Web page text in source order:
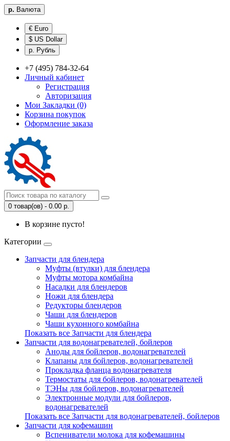
р. Валюта
€ Euro
$ US Dollar
р. Рубль
+7 (495) 784-32-64
Личный кабинет
Регистрация
Авторизация
Мои Закладки (0)
Корзина покупок
Оформление заказа
0 товар(ов) - 0.00 р.
В корзине пусто!
Категории
Запчасти для блендера
Муфты (втулки) для блендера
Муфты мотора комбайна
Насадки для блендеров
Ножи для блендера
Редукторы блендеров
Чаши для блендеров
Чаши кухонного комбайна
Показать все Запчасти для блендера
Запчасти для водонагревателей, бойлеров
Аноды для бойлеров, водонагревателей
Клапаны для бойлеров, водонагревателей
Прокладка фланца водонагревателя
Термостаты для бойлеров, водонагревателей
ТЭНы для бойлеров, водонагревателей
Электронные модули для бойлеров,
водонагревателей
Показать все Запчасти для водонагревателей, бойлеров
Запчасти для кофемашин
Вспениватели молока для кофемашины